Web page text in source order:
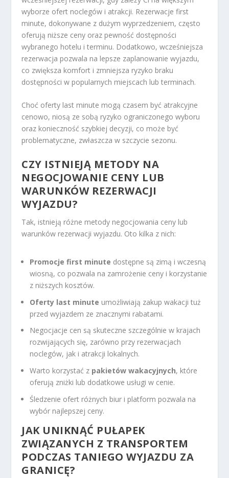
wyborze ofert noclegów i atrakcji. Rezerwacje first
minute, dokonywane z dużym wyprzedzeniem, często
oferują niższe ceny oraz pewność dostępności
wybranego hotelu i terminu. Dodatkowo, wcześniejsza
rezerwacja pozwala na lepsze zaplanowanie wyjazdu,
co zwiększa komfort i zmniejsza ryzyko braku
dostępności w popularnych miejscach lub terminach.
Choć oferty last minute mogą czasem być atrakcyjne
cenowo, niosą ze sobą ryzyko ograniczonego wyboru
oraz konieczność szybkiej decyzji, co może być
problematyczne, zwłaszcza w szczycie sezonu.
CZY ISTNIEJĄ METODY NA
NEGOCJOWANIE CENY LUB
WARUNKÓW REZERWACJI
WYJAZDU?
Tak, istnieją różne metody negocjowania ceny lub
warunków rezerwacji wyjazdu. Oto kilka z nich:
Promocje first minute dostępne są zimą i wczesną
wiosną, co pozwala na zamrożenie ceny i korzystanie
z niższych kosztów.
Oferty last minute umożliwiają zakup wakacji tuż
przed wyjazdem ze znacznymi rabatami.
Negocjacje cen są skuteczne szczególnie w krajach
rozwijających się, zarówno przy rezerwacjach
noclegów, jak i atrakcji lokalnych.
Warto korzystać z pakietów wakacyjnych, które
oferują zniżki lub dodatkowe usługi w cenie.
Śledzenie ofert różnych biur i platform pozwala na
wybór najlepszej ceny.
JAK UNIKNĄĆ PUŁAPEK
ZWIĄZANYCH Z TRANSPORTEM
PODCZAS TANIEGO WYJAZDU ZA
GRANICĘ?